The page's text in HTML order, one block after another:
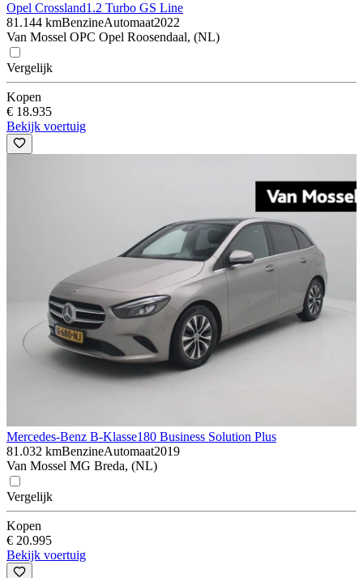
Opel Crossland1.2 Turbo GS Line
81.144 kmBenzineAutomaat2022
Van Mossel OPC Opel Roosendaal, (NL)
Vergelijk
Kopen
€ 18.935
Bekijk voertuig
Mercedes-Benz B-Klasse180 Business Solution Plus
81.032 kmBenzineAutomaat2019
Van Mossel MG Breda, (NL)
Vergelijk
Kopen
€ 20.995
Bekijk voertuig